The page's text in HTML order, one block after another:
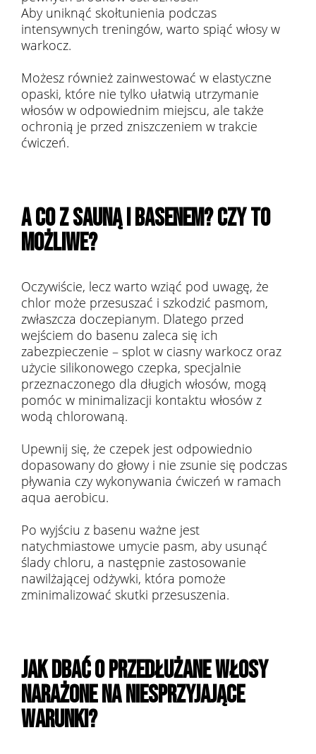
Aby uniknąć skołtunienia podczas
intensywnych treningów, warto spiąć włosy w
warkocz.
Możesz również zainwestować w elastyczne
opaski, które nie tylko ułatwią utrzymanie
włosów w odpowiednim miejscu, ale także
ochronią je przed zniszczeniem w trakcie
ćwiczeń.
A CO Z SAUNĄ I BASENEM? CZY TO
MOŻLIWE?
Oczywiście, lecz warto wziąć pod uwagę, że
chlor może przesuszać i szkodzić pasmom,
zwłaszcza doczepianym. Dlatego przed
wejściem do basenu zaleca się ich
zabezpieczenie – splot w ciasny warkocz oraz
użycie silikonowego czepka, specjalnie
przeznaczonego dla długich włosów, mogą
pomóc w minimalizacji kontaktu włosów z
wodą chlorowaną.
Upewnij się, że czepek jest odpowiednio
dopasowany do głowy i nie zsunie się podczas
pływania czy wykonywania ćwiczeń w ramach
aqua aerobicu.
Po wyjściu z basenu ważne jest
natychmiastowe umycie pasm, aby usunąć
ślady chloru, a następnie zastosowanie
nawilżającej odżywki, która pomoże
zminimalizować skutki przesuszenia.
JAK DBAĆ O PRZEDŁUŻANE WŁOSY
NARAŻONE NA NIESPRZYJAJĄCE
WARUNKI?